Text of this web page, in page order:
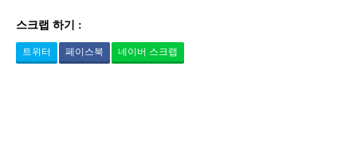
스크랩 하기 :
트위터 페이스북 네이버 스크랩